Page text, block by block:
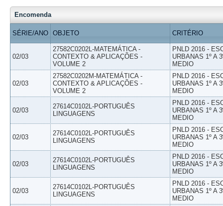
Encomenda
SÉRIE/ANO OBJETO CRITÉRIO
02/03
27582C0202L-MATEMÁTICA -
CONTEXTO & APLICAÇÕES -
VOLUME 2
PNLD 2016 -
URBANAS 1º A
MEDIO
02/03
27582C0202M-MATEMÁTICA -
CONTEXTO & APLICAÇÕES -
VOLUME 2
PNLD 2016 -
URBANAS 1º A
MEDIO
02/03
27614C0102L-PORTUGUÊS
LINGUAGENS
PNLD 2016 -
URBANAS 1º A
MEDIO
02/03
27614C0102L-PORTUGUÊS
LINGUAGENS
PNLD 2016 -
URBANAS 1º A
MEDIO
02/03
27614C0102L-PORTUGUÊS
LINGUAGENS
PNLD 2016 -
URBANAS 1º A
MEDIO
02/03
27614C0102L-PORTUGUÊS
LINGUAGENS
PNLD 2016 -
URBANAS 1º A
MEDIO